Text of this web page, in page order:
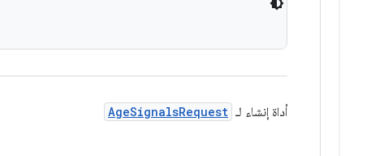
أداة إنشاء لـ AgeSignalsRequest